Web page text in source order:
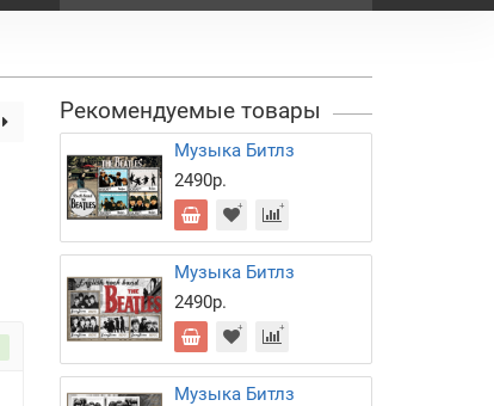
Рекомендуемые товары
Музыка Битлз
2490р.
Музыка Битлз
2490р.
Музыка Битлз